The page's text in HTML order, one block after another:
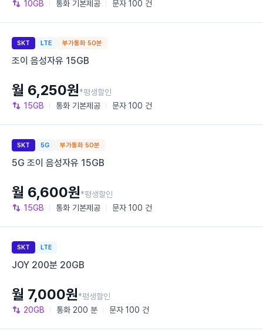
10GB 통화 기본제공 문자 100 건
SKT LTE 부가통화 50분
조이 음성자유 15GB
15GB 통화 기본제공 문자 100 건
월 6,250원*평생할인
SKT 5G 부가통화 50분
5G 조이 음성자유 15GB
15GB 통화 기본제공 문자 100 건
월 6,600원*평생할인
SKT LTE
JOY 200분 20GB
20GB 통화 200 분 문자 100 건
월 7,000원*평생할인